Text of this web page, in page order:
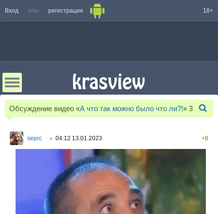
Вход или регистрация 18+
Обсуждение видео «А что так можно было что ли?!» 3
seprc ○ 04:12 13.01.2023 +8